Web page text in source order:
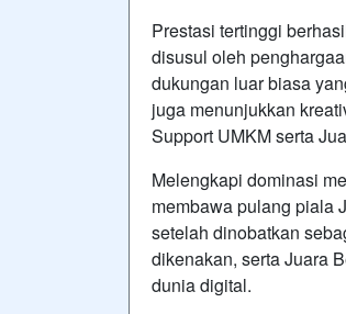
Prestasi tertinggi
disusul oleh
dukungan luar biasa
juga menunjukkan
Support UMKM serta
Melengkapi dominasi
membawa pulang piala
setelah dinobatkan
dikenakan, serta Juara
dunia digital.